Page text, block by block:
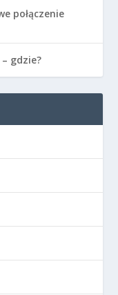
połączenie
gdzie?